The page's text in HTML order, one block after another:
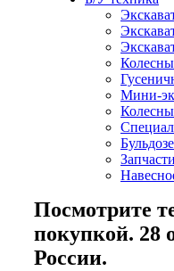
Мини-
Посмотрите
покупкой. 28
России.